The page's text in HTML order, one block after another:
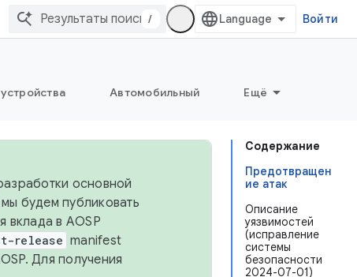
/ Войти
Автомобильный Ещё
Содержание
Предотвращен
ие атак
Описание
уязвимостей
(исправление
системы
безопасности
2024-07-01)
основной
будем публиковать
вклада в AOSP
release manifest
Для получения